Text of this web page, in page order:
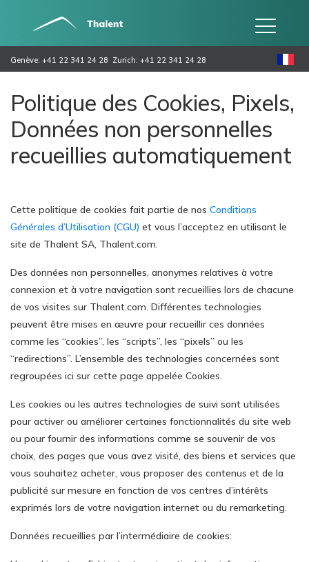
Genève: +41 22 341 24 28 Zurich: +41 22 341 24 28
Politique des Cookies, Pixels,
Données non personnelles
recueillies automatiquement
Cette politique de cookies fait partie de nos Conditions
Générales d’Utilisation (CGU) et vous l’acceptez en utilisant le
site de Thalent SA, Thalent.com.
Des données non personnelles, anonymes relatives à votre
connexion et à votre navigation sont recueillies lors de chacune
de vos visites sur Thalent.com. Différentes technologies
peuvent être mises en œuvre pour recueillir ces données
comme les “cookies”, les “scripts”, les “pixels” ou les
“redirections”. L’ensemble des technologies concernées sont
regroupées ici sur cette page appelée Cookies.
Les cookies ou les autres technologies de suivi sont utilisées
pour activer ou améliorer certaines fonctionnalités du site web
ou pour fournir des informations comme se souvenir de vos
choix, des pages que vous avez visité, des biens et services que
vous souhaitez acheter, vous proposer des contenus et de la
publicité sur mesure en fonction de vos centres d’intérêts
exprimés lors de votre navigation internet ou du remarketing.
Données recueillies par l’intermédiaire de cookies: